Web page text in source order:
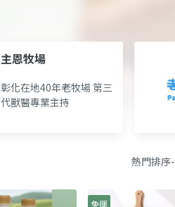
主恩牧場
彰化在地40年老牧場 第三
代獸醫專業主持
免運